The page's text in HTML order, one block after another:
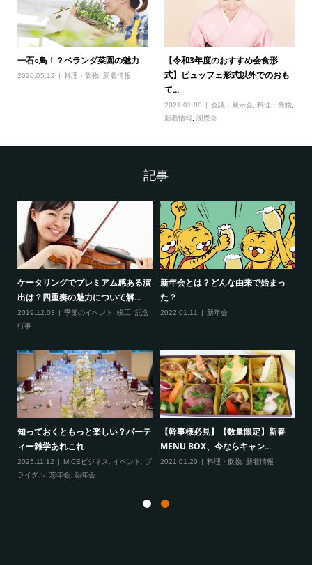
一石○鳥！？ベランダ菜園の魅力
2020.05.12 料理・飲物, 新着情報
【令和3年度のおすすめ会食形
式】ビュッフェ形式以外でのおも
て...
2021.01.08 会議・展示会,料理・飲物,
新着情報,謝恩会
記事
ケータリングでプレミアム感ある演
出は？四重奏の魅力について解...
2019.12.03 季節のイベント , 竣工, 記念
行事
新年会とは？どんな由来で始まっ
た？
2022.01.11 新年会
知っておくともっと楽しい？パーテ
ィー雑学あれこれ
2025.11.12 MICEビジネス イベント
ブ
ライダル, 忘年会, 新年会
【幹事様必見】【数量限定】新春
MENU BOX、今ならキャン...
2021.01.20 料理・飲物, 新着情報